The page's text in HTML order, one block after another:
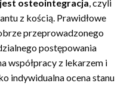
osteointegracja, czyli
z kością. Prawidłowe
przeprowadzonego
postępowania
współpracy z lekarzem i
indywidualna ocena stanu